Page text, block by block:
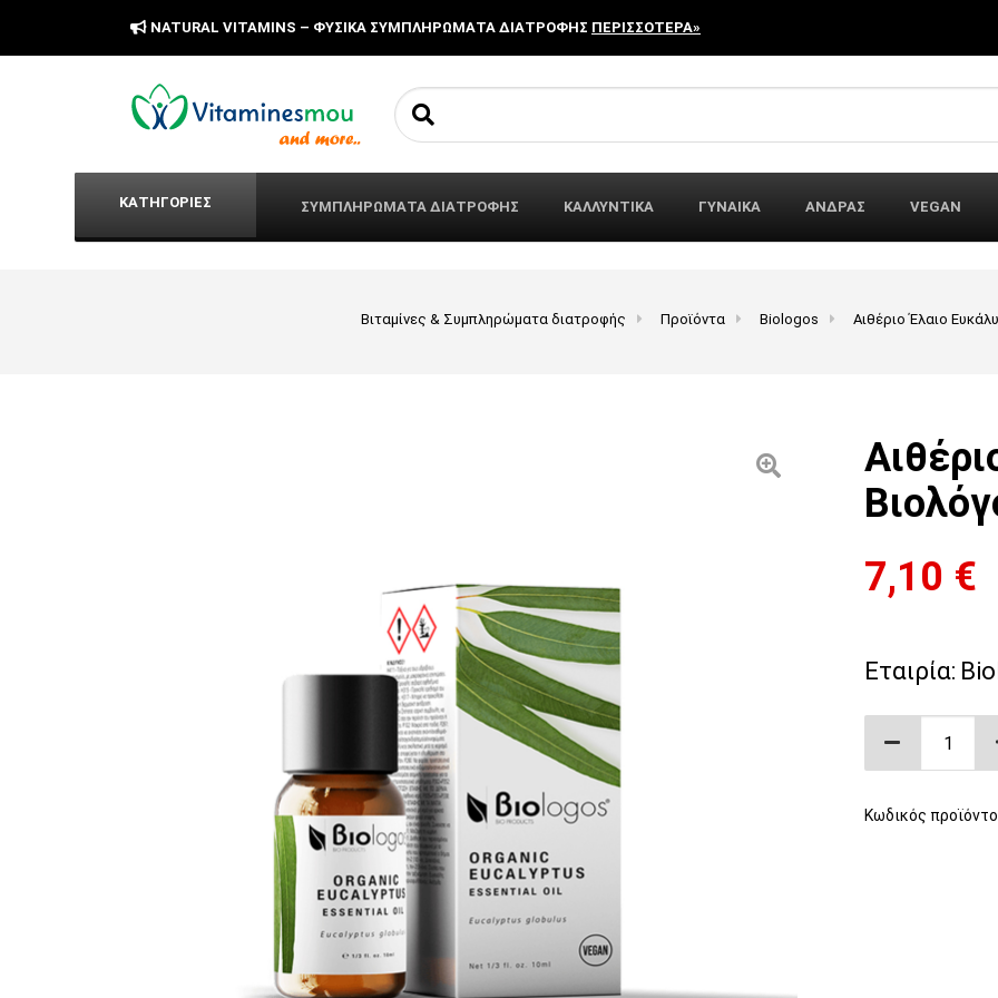
NATURAL VITAMINS – ΦΥΣΙΚΑ ΣΥΜΠΛΗΡΩΜΑΤΑ ΔΙΑΤΡΟΦΗΣ ΠΕΡΙΣΣΟΤΕΡΑ»
Search for:
ΚΑΤΗΓΟΡΙΕΣ ΣΥΜΠΛΗΡΩΜΑΤΑ ΔΙΑΤΡΟΦΗΣ ΚΑΛΛΥΝΤΙΚΑ ΓΥΝΑΙΚΑ ΑΝΔΡΑΣ VEGAN
Βιταμίνες & Συμπληρώματα διατροφής Προϊόντα Biologos Αιθέριο Έλαιο
7,10 €
Εταιρία:
Αιθέριο
Κωδικός